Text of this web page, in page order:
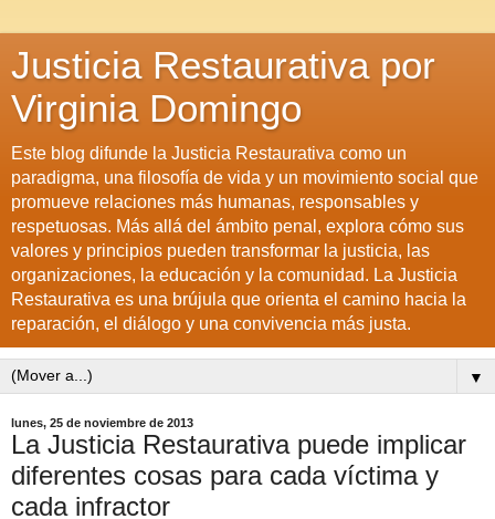
Justicia Restaurativa por
Virginia Domingo
Este blog difunde la Justicia Restaurativa como un
paradigma, una filosofía de vida y un movimiento social que
promueve relaciones más humanas, responsables y
respetuosas. Más allá del ámbito penal, explora cómo sus
valores y principios pueden transformar la justicia, las
organizaciones, la educación y la comunidad. La Justicia
Restaurativa es una brújula que orienta el camino hacia la
reparación, el diálogo y una convivencia más justa.
▼
lunes, 25 de noviembre de 2013
La Justicia Restaurativa puede implicar
diferentes cosas para cada víctima y
cada infractor